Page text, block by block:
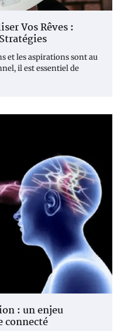
Vos Rêves :
et les aspirations sont au
il est essentiel de
: un enjeu
connecté